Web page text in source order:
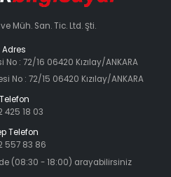
Müh. San. Tic. Ltd. Şti.
Adres
: 72/16 06420 Kızılay/ANKARA
No : 72/15 06420 Kızılay/ANKARA
Telefon
425 18 03
Telefon
557 83 86
(08:30 - 18:00) arayabilirsiniz